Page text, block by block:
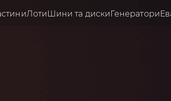
ЛотиШини та дискиГенератори